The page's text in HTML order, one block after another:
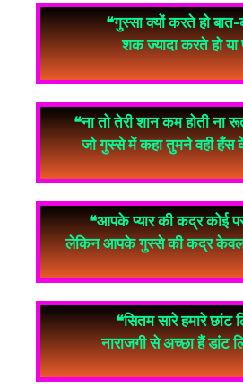
❝गुस्सा क्यों करते हो
शक ज्यादा करते हो या
❝ना तो तेरी शान कम होती ना
जो गुस्से में कहा तुमने वही हँस
❝आपके प्यार की कद्र कोई
लेकिन आपके गुस्से की कद्र
❝सितम सारे हमारे छांट
नाराजगी से अच्छा हैं डांट